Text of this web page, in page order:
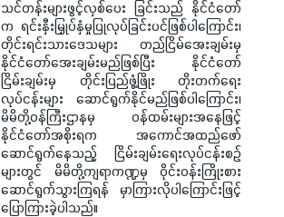
သင်တန်းများဖွင့်လှစ်ပေး ခြင်းသည် နိုင်ငံတော်
က ရင်းနှီးမြှုပ်နှံမှုပြုလုပ်ခြင်းပင်ဖြစ်ပါကြောင်း၊
တိုင်းရင်းသားဒေသများ တည်ငြိမ်အေးချမ်းမှ
နိုင်ငံတော်အေးချမ်းမည်ဖြစ်ပြီး နိုင်ငံတော်
ငြိမ်းချမ်းမှ တိုင်းပြည်ဖွံ့ဖြိုး တိုးတက်ရေး
လုပ်ငန်းများ ဆောင်ရွက်နိုင်မည်ဖြစ်ပါကြောင်း၊
မိမိတို့ဝန်ကြီးဌာနမှ ဝန်ထမ်းများအနေဖြင့်
နိုင်ငံတော်အစိုးရက အကောင်အထည်ဖော်
ဆောင်ရွက်နေသည့် ငြိမ်းချမ်းရေးလုပ်ငန်းစဉ်
များတွင် မိမိတို့ကျရာကဏ္ဍမှ ဝိုင်းဝန်းကြိုးစား
ဆောင်ရွက်သွားကြရန် မှာကြားလိုပါကြောင်းဖြင့်
ပြောကြားခဲ့ပါသည်။